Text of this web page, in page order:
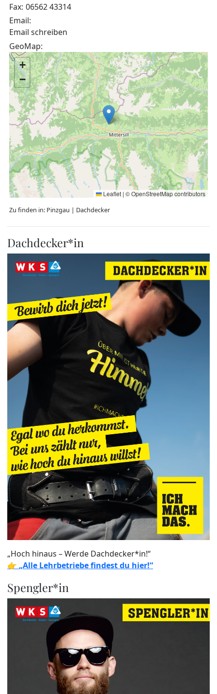
Fax: 06562 43314
Email:
Email schreiben
GeoMap:
+
−
Leaflet | ©OpenStreetMapcontributors
Zu finden in: Pinzgau | Dachdecker
Dachdecker*in
„Hoch hinaus – Werde Dachdecker*in!“
👉 „Alle Lehrbetriebe findest du hier!“
Spengler*in